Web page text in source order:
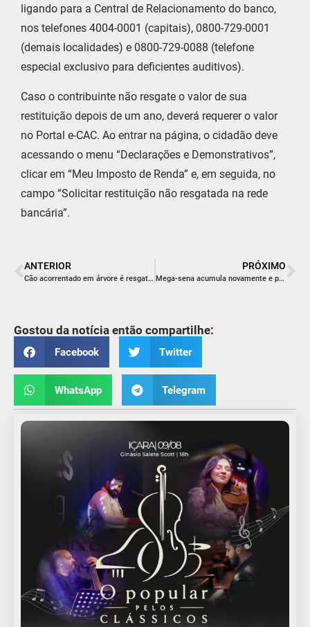
ligando para a Central de Relacionamento do banco,
nos telefones 4004-0001 (capitais), 0800-729-0001
(demais localidades) e 0800-729-0088 (telefone
especial exclusivo para deficientes auditivos).
Caso o contribuinte não resgate o valor de sua
restituição depois de um ano, deverá requerer o valor
no Portal e-CAC. Ao entrar na página, o cidadão deve
acessando o menu “Declarações e Demonstrativos”,
clicar em “Meu Imposto de Renda” e, em seguida, no
campo “Solicitar restituição não resgatada na rede
bancária”.
ANTERIOR
Cão acorrentado em árvore é resgatado pelos bombeiros em Sangão
PRÓXIMO
Mega-sena acumula novamente e prêmio vai a R$ 65 milhões
Gostou da notícia então compartilhe:
Facebook Twitter
WhatsApp Telegram